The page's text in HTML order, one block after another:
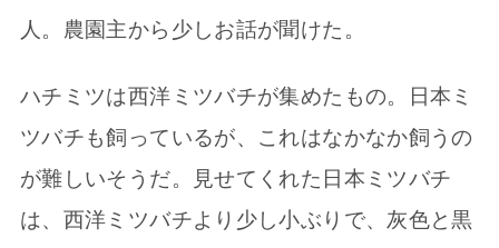
人。農園主から少しお話が聞けた。
ハチミツは西洋ミツバチが集めたもの。日本ミ
ツバチも飼っているが、これはなかなか飼うの
が難しいそうだ。見せてくれた日本ミツバチ
は、西洋ミツバチより少し小ぶりで、灰色と黒